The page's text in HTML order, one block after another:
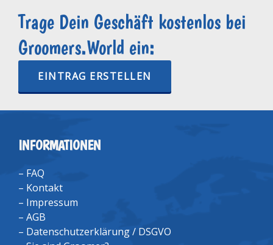
Trage Dein Geschäft kostenlos bei
Groomers.World ein:
EINTRAG ERSTELLEN
INFORMATIONEN
– FAQ
– Kontakt
– Impressum
– AGB
– Datenschutzerklärung / DSGVO